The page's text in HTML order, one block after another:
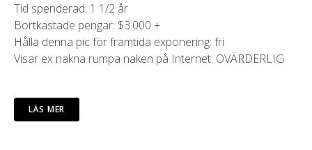
Tid spenderad: 1 1/2 år
Bortkastade pengar: $3.000 +
Hålla denna pic för framtida exponering: fri
Visar ex nakna rumpa naken på Internet: OVÄRDERLIG
LÄS MER